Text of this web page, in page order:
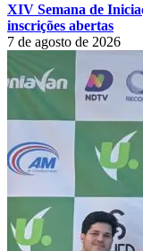
XIV Semana de
inscrições abertas
7 de agosto de 2026